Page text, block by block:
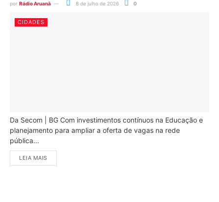
por Rádio Aruanã 8 de julho de 2026 0
CIDADES
Da Secom | BG Com investimentos contínuos na Educação e
planejamento para ampliar a oferta de vagas na rede
pública...
LEIA MAIS